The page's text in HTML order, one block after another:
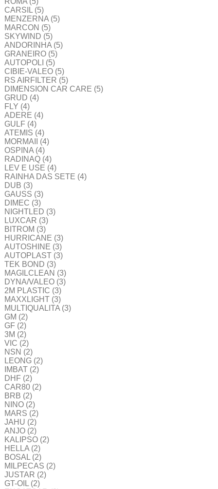
CARSIL (5)
MENZERNA (5)
MARCON (5)
SKYWIND (5)
ANDORINHA (5)
GRANEIRO (5)
AUTOPOLI (5)
CIBIE-VALEO (5)
RS AIRFILTER (5)
DIMENSION CAR CARE (5)
GRUD (4)
FLY (4)
ADERE (4)
GULF (4)
ATEMIS (4)
MORMAII
(4)
OSPINA (4)
RADINAQ (4)
LEV E USE (4)
RAINHA DAS SETE (4)
DUB (3)
GAUSS (3)
DIMEC (3)
NIGHTLED (3)
LUXCAR (3)
BITROM (3)
HURRICANE (3)
AUTOSHINE (3)
AUTOPLAST (3)
TEK BOND (3)
MAGILCLEAN (3)
DYNA/VALEO (3)
2M PLASTIC (3)
MAXXLIGHT (3)
MULTIQUALITA (3)
GM (2)
GF (2)
3M (2)
VIC (2)
NSN (2)
LEONG (2)
IMBAT (2)
DHF (2)
CAR80 (2)
BRB (2)
NINO (2)
MARS (2)
JAHU (2)
ANJO (2)
KALIPSO (2)
HELLA (2)
BOSAL (2)
MILPECAS (2)
JUSTAR (2)
GT-OIL (2)